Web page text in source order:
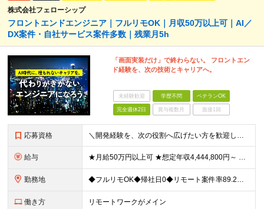
株式会社フェローシップ
フロントエンドエンジニア｜フルリモOK｜月収50万以上可｜AI／
DX案件・自社サービス案件多数｜残業月5h
「画面実装だけ」で終わらない。 フロントエン
ド経験を、次の技術とキャリアへ。
未経験歓迎 学歴不問 ベテランOK
完全週休2日 賞与複数月 面接1回
応募資格 ＼開発経験を、次の役割へ広げたい方を歓迎します／ ■HTML、CSS、JavaScriptを使用した実務経験を1年以上お持ちの方 ■APIを利用した画面・機能開発の経験、または基礎知識をお持ちの方
給与 ★月給50万円以上可 ★想定年収4,444,800円～ ★転職時に50万円～300万円の年収UP事例あり！ ★入社1年で年収が120万円上がった社員もいます！ 月給370,400円〜 ※経験やスキル
勤務地 ◆フルリモOK◆帰社日0◆リモート案件率89.2%◆希望を考慮／転居を伴う転勤なし 一都三県のクライアント先＋在宅勤務（案件により異なります） 【本社】東京都千代田区内幸町2-2-3 日比谷国際ビル
働き方 リモートワークがメイン